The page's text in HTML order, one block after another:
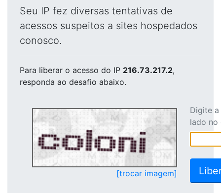
Seu IP fez diversas tentativas de
acessos suspeitos a sites hospedados
conosco.
Para liberar o acesso do IP 216.73.217.2,
responda ao desafio abaixo.
[trocar imagem]
Digite
lado no